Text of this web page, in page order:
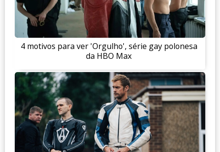
4 motivos para ver 'Orgulho', série gay polonesa
da HBO Max